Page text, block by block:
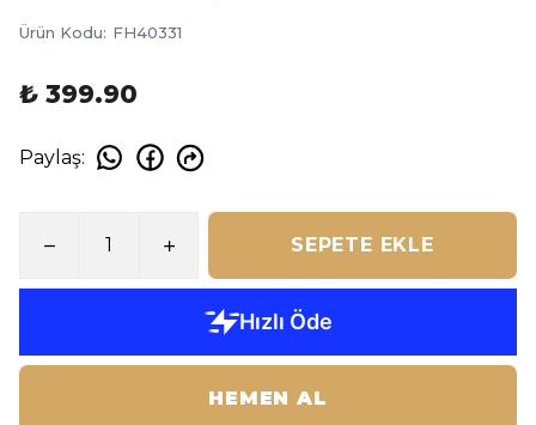
Ürün Kodu: FH40331
₺ 399.90
Paylaş:
SEPETE EKLE
HEMEN AL